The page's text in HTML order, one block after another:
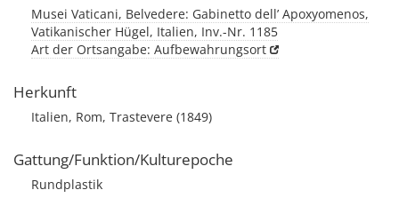
Musei Vaticani, Belvedere: Gabinetto dell’ Apoxyomenos,
Vatikanischer Hügel, Italien, Inv.-Nr. 1185
Art der Ortsangabe: Aufbewahrungsort
Herkunft
Italien, Rom, Trastevere (1849)
Gattung/Funktion/Kulturepoche
Rundplastik